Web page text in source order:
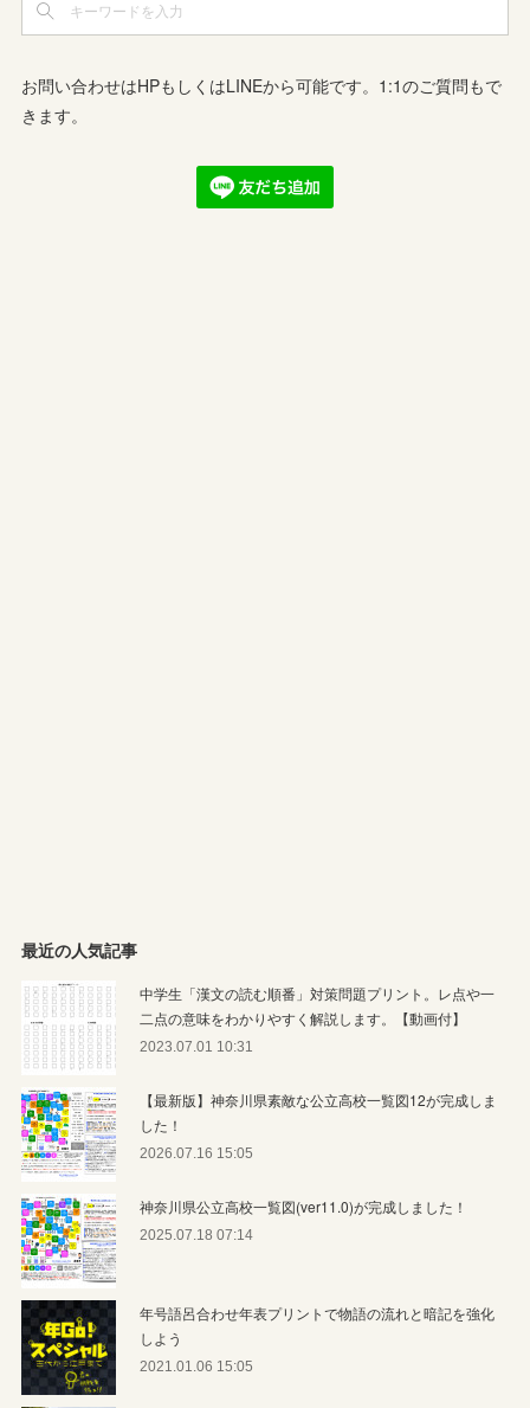
お問い合わせはHPもしくはLINEから可能です。1:1のご質問もで
きます。
最近の人気記事
中学生「漢文の読む順番」対策問題プリント。レ点や一
二点の意味をわかりやすく解説します。【動画付】
2023.07.01 10:31
【最新版】神奈川県素敵な公立高校一覧図12が完成しま
した！
2026.07.16 15:05
神奈川県公立高校一覧図(ver11.0)が完成しました！
2025.07.18 07:14
年号語呂合わせ年表プリントで物語の流れと暗記を強化
しよう
2021.01.06 15:05